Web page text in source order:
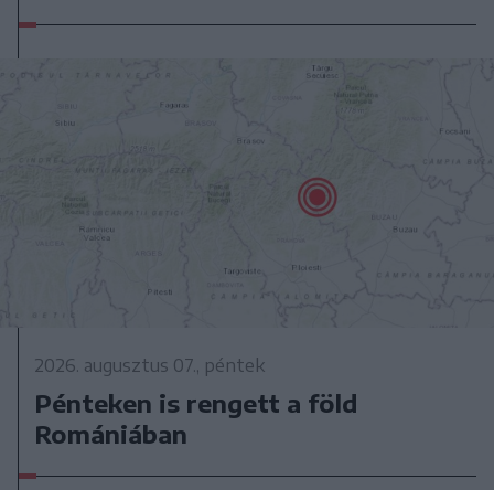
2026. augusztus 07., péntek
Pénteken is rengett a föld
Romániában